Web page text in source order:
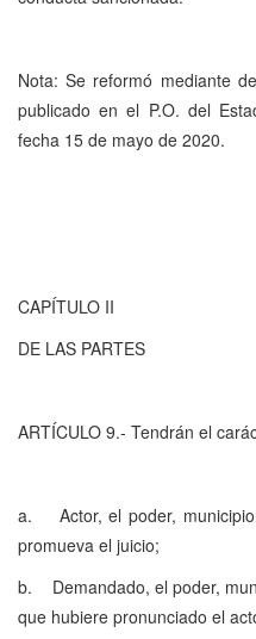
Nota: Se reformó mediante
publicado en el P.O. del
fecha 15 de mayo de 2020.
CAPÍTULO II
DE LAS PARTES
ARTÍCULO 9.- Tendrán el
a. Actor, el poder,
promueva el juicio;
b. Demandado, el poder,
que hubiere pronunciado el